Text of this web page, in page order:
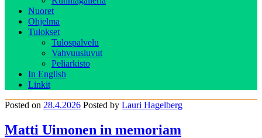
Nuoret
Ohjelma
Tulokset
Tulospalvelu
Vahvuusluvut
Peliarkisto
In English
Linkit
Posted on 28.4.2026 Posted by Lauri Hagelberg
Matti Uimonen in memoriam